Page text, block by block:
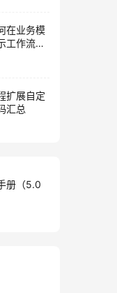
在业务模
工作流的
扩展自定
汇总
册（5.0